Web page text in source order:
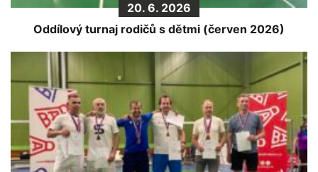
20. 6. 2026
Oddílový turnaj rodičů s dětmi (červen 2026)